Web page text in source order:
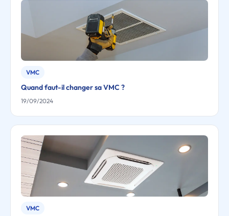
VMC
Quand faut-il changer sa VMC ?
19/09/2024
VMC